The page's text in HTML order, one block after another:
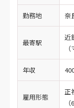
勤務地 奈
最寄駅
近
年収
雇用形態
正